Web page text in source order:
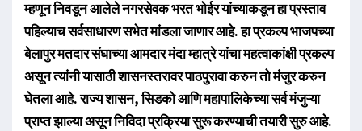
म्हणून निवडून आलेले नगरसेवक भरत भोईर यांच्याकडून हा प्रस्ताव
पहिल्याच सर्वसाधारण सभेत मांडला जाणार आहे. हा प्रकल्प भाजपच्या
बेलापुर मतदार संघाच्या आमदार मंदा म्हात्रे यांचा महत्वाकांक्षी प्रकल्प
असून त्यांनी यासाठी शासनस्तरावर पाठपुरावा करुन तो मंजुर करुन
घेतला आहे. राज्य शासन, सिडको आणि महापालिकेच्या सर्व मंजुऱ्या
प्राप्त झाल्या असून निविदा प्रक्रिया सुरू करण्याची तयारी सुरु आहे.